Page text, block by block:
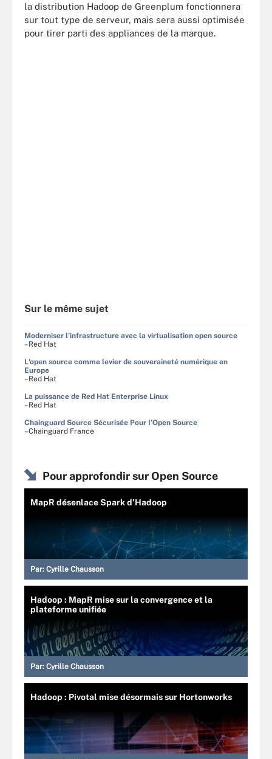
la distribution Hadoop de Greenplum fonctionnera
sur tout type de serveur, mais sera aussi optimisée
pour tirer parti des appliances de la marque.
Sur le même sujet
Moderniser l'infrastructure avec la virtualisation open source
–Red Hat
L'open source comme levier de souveraineté numérique en
Europe
–Red Hat
La puissance de Red Hat Enterprise Linux
–Red Hat
Chainguard Source Sécurisée Pour I’Open Source
–Chainguard France
Pour approfondir sur Open Source
MapR désenlace Spark d’Hadoop
Par: Cyrille Chausson
Hadoop : MapR mise sur la convergence et la
plateforme unifiée
Par: Cyrille Chausson
Hadoop : Pivotal mise désormais sur Hortonworks